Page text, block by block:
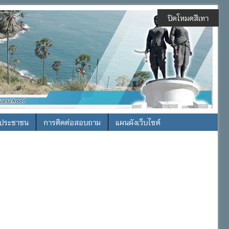
ระชาชน การติดต่อสอบถาม แผนผังเว็บไซต์
ปิดโหมดสีเทา